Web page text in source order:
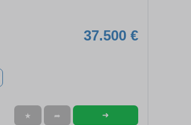
37.500 €
★ ➦ ➜